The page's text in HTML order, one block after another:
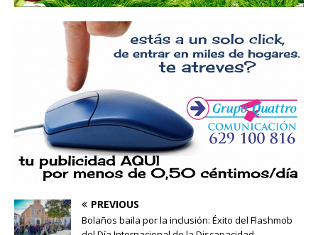
PREVIOUS
Bolaños baila por la inclusión: Éxito del Flashmob